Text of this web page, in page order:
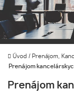
Úvod / Prenájom,
Prenájom
Prenájom